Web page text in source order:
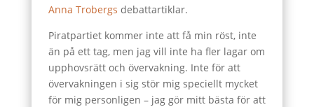
Anna Trobergs debattartiklar.
Piratpartiet kommer inte att få min röst, inte
än på ett tag, men jag vill inte ha fler lagar om
upphovsrätt och övervakning. Inte för att
övervakningen i sig stör mig speciellt mycket
för mig personligen – jag gör mitt bästa för att